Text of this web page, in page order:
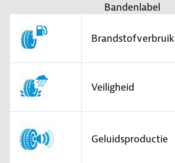
Bandenlabel
Brandstofverbruik
Veiligheid
Geluidsproductie